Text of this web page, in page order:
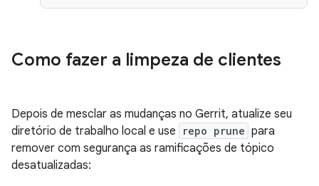
Como fazer a limpeza de clientes
Depois de mesclar as mudanças no Gerrit, atualize seu
diretório de trabalho local e use
repo prune para
remover com segurança as ramificações de tópico
desatualizadas: